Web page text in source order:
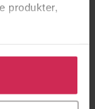
produkter,
til å
også
ved å klikke